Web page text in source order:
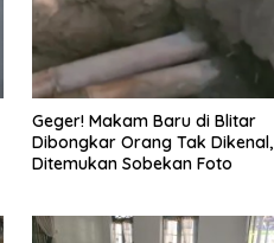
Geger! Makam Baru di Blitar
Dibongkar Orang Tak Dikenal,
Ditemukan Sobekan Foto